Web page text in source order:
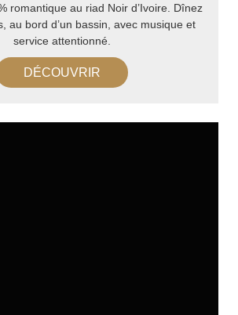
romantique au riad Noir d’Ivoire. Dînez
au bord d’un bassin, avec musique et
service attentionné.
DÉCOUVRIR